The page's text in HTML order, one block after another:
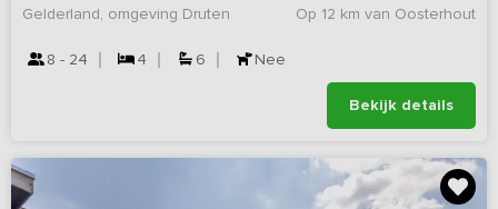
Op 12 km van Oosterhout
Gelderland, omgeving Druten
8 - 24 4 6 Nee
Bekijk details